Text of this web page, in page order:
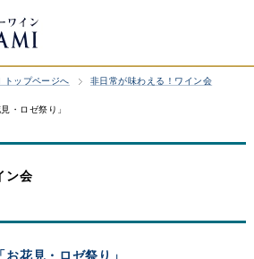
トップページへ 非日常が味わえる！ワイン会
・ロゼ祭り」
ン会
花見・ロゼ祭り」